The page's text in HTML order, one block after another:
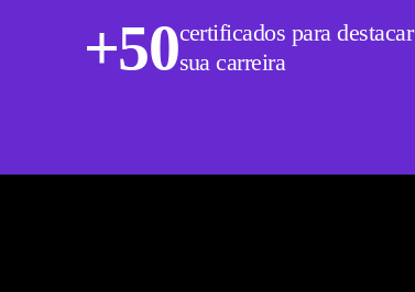
+50certificados para destacar
sua carreira